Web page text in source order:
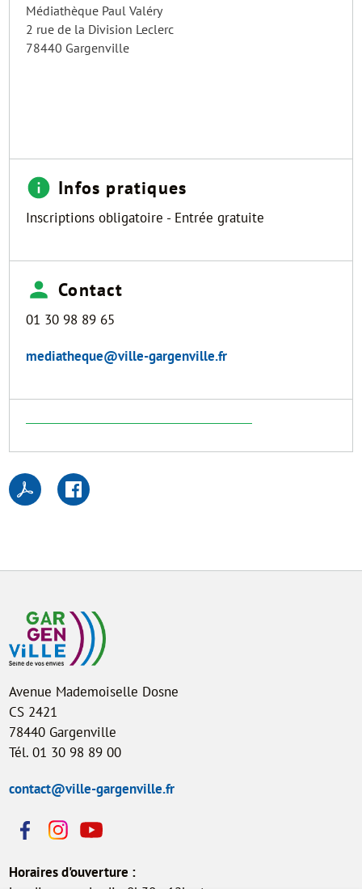
Médiathèque Paul Valéry
2 rue de la Division Leclerc
78440 Gargenville
Infos pratiques
Inscriptions obligatoire - Entrée gratuite
Contact
01 30 98 89 65
mediatheque@ville-gargenville.fr
Avenue Mademoiselle Dosne
CS 2421
78440 Gargenville
Tél. 01 30 98 89 00
contact@ville-gargenville.fr
Horaires d'ouverture :